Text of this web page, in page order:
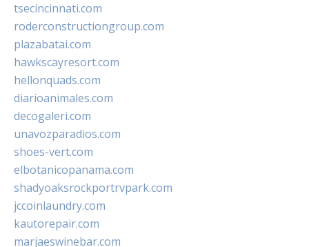
tsecincinnati.com
roderconstructiongroup.com
plazabatai.com
hawkscayresort.com
hellonquads.com
diarioanimales.com
decogaleri.com
unavozparadios.com
shoes-vert.com
elbotanicopanama.com
shadyoaksrockportrvpark.com
jccoinlaundry.com
kautorepair.com
marjaeswinebar.com